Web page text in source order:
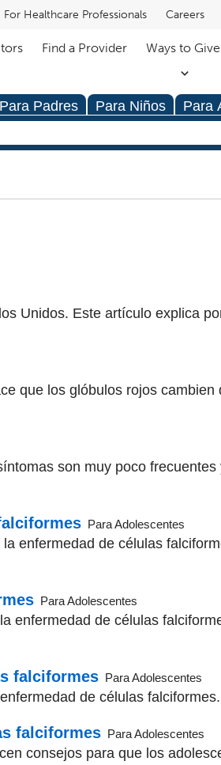
For Healthcare Professionals Careers
Find a Provider Ways to Give
Para Padres Para Niños Para
Unidos. Este artículo explica
que los glóbulos rojos cambien
son muy poco frecuentes
Para Adolescentes
enfermedad de células
Para Adolescentes
enfermedad de células
falciformes Para Adolescentes
de células falciformes.
falciformes Para Adolescentes
consejos para que los